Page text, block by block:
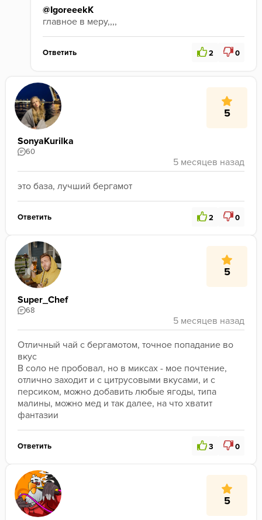
@IgoreeekK
главное в меру,,,,
Ответить 2 0
5
SonyaKurilka
60
это база, лучший бергамот
Ответить 2 0
5
Super_Chef
68
Отличный чай с бергамотом, точное попадание во
вкус
В соло не пробовал, но в миксах - мое почтение,
отлично заходит и с цитрусовыми вкусами, и с
персиком, можно добавить любые ягоды, типа
малины, можно мед и так далее, на что хватит
фантазии
Ответить 3 0
5